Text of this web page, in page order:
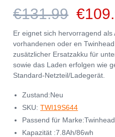
€131.99
Er eignet sich hervorragend
vorhandenen oder en
zusätzlicher Ersatzakku für
sowie das Laden erfolgen wie
Standard-Netzteil/Ladegerät.
Zustand:Neu
SKU:TWI19S644
Passend für Marke:Twinhead
Kapazität :7.8Ah/86wh